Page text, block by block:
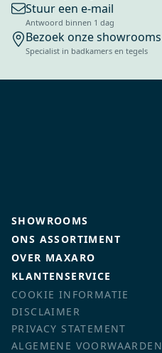
Stuur een e-mail
Antwoord binnen 1 dag
Bezoek onze showrooms
Specialist in badkamers en tegels
SHOWROOMS
ONS ASSORTIMENT
OVER MAXARO
KLANTENSERVICE
COOKIE INFORMATIE
DISCLAIMER
PRIVACY STATEMENT
ALGEMENE VOORWAARDEN